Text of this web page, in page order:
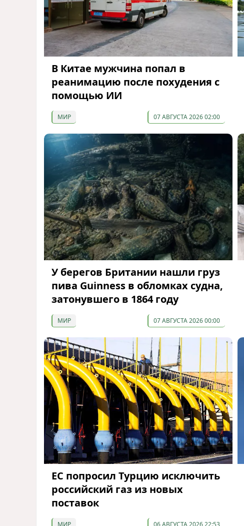
В Китае мужчина попал в
реанимацию после похудения с
помощью ИИ
МИР 07 АВГУСТА 2026 02:00
У берегов Британии нашли груз
пива Guinness в обломках судна,
затонувшего в 1864 году
МИР 07 АВГУСТА 2026 00:00
ЕС попросил Турцию исключить
российский газ из новых
поставок
МИР 06 АВГУСТА 2026 22:53